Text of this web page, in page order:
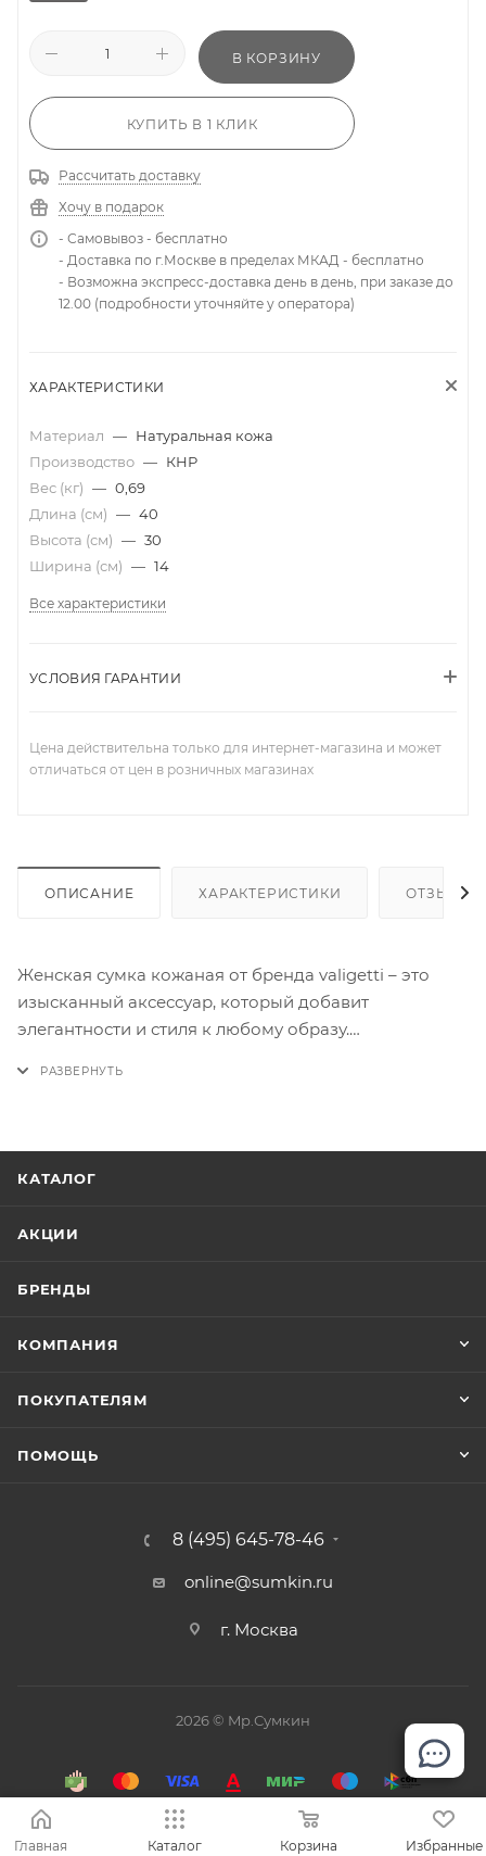
В КОРЗИНУ
КУПИТЬ В 1 КЛИК
Рассчитать доставку
Хочу в подарок
- Самовывоз - бесплатно
- Доставка по г.Москве в пределах МКАД - бесплатно
- Возможна экспресс-доставка день в день, при заказе до
12.00 (подробности уточняйте у оператора)
ХАРАКТЕРИСТИКИ
Материал — Натуральная кожа
Производство — КНР
Вес (кг) — 0,69
Длина (см) — 40
Высота (см) — 30
Ширина (см) — 14
Все характеристики
УСЛОВИЯ ГАРАНТИИ
Цена действительна только для интернет-магазина и может
отличаться от цен в розничных магазинах
ОПИСАНИЕ ХАРАКТЕРИСТИКИ ОТЗЫВЫ
Женская сумка кожаная от бренда valigetti – это
изысканный аксессуар, который добавит
элегантности и стиля к любому образу.
выбором для деловых встреч, поездок или
КАТАЛОГ
АКЦИИ
БРЕНДЫ
КОМПАНИЯ
ПОКУПАТЕЛЯМ
ПОМОЩЬ
8 (495) 645-78-46
online@sumkin.ru
г. Москва
2026 © Mр.Сумкин
Главная Каталог Корзина Избранные